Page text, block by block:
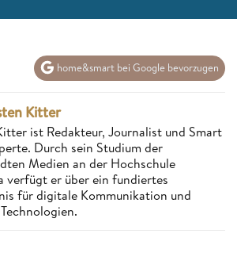
home&smart bei Google bevorzugen
Kitter
ist Redakteur, Journalist und Smart
Durch sein Studium der
Medien an der Hochschule
verfügt er über ein fundiertes
für digitale Kommunikation und